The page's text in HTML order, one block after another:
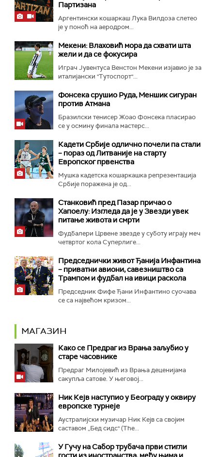
Партизана
Аргентински кошаркаш Лука Вилдоза слетео
је у поноћ на аеродром...
Мекени: Влаховић мора да схвати шта
жели и да се фокусира
Играч Јувентуса Венстон Мекени изјавио је за
италијански "Тутоспорт"...
Фонсека срушио Руда, Меншик сигуран
против Атмана
Бразилски тенисер Жоао Фонсека пласирао
се у осмину финала мастерс...
Кадети Србије одлично почели па стали
– пораз од Литваније на старту
Европског првенства
Мушка кадетска кошаркашка репрезентација
Србије поражена је од...
Станковић пред Пазар причао о
Хапоелу: Изгледа да је у Звезди увек
питање живота и смрти
Фудбалери Црвене звезде у суботу играју меч
четвртог кола Суперлиге...
Председнички живот Ђанија Инфантина
– приватни авиони, савезништво са
Трампом и фудбал на ивици раскола
Председник Фифе Ђани Инфантино суочава
се са највећом кризом...
МАГАЗИН
Како се Предраг из Врања заљубио у
старе часовнике
Предраг Милојевић из Врања деценијама
сакупља сатове. У његовој...
Ник Кејв наступио у Београду у оквиру
европске турнеје
Аустралијски музичар Ник Кејв са својим
саставом „Бед сидс" (The...
У Гучу на Сабор трубача први стигли